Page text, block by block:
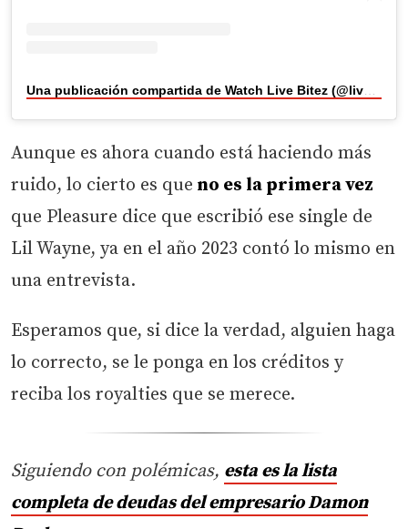
Aunque es ahora cuando está haciendo más
ruido, lo cierto es que no es la primera vez
que Pleasure dice que escribió ese single de
Lil Wayne, ya en el año 2023 contó lo mismo en
una entrevista.
Esperamos que, si dice la verdad, alguien haga
lo correcto, se le ponga en los créditos y
reciba los royalties que se merece.
Siguiendo con polémicas, esta es la lista
completa de deudas del empresario Damon